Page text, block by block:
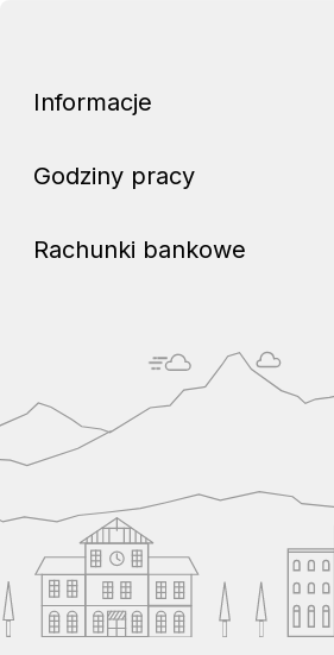
Informacje
Godziny pracy
Rachunki bankowe